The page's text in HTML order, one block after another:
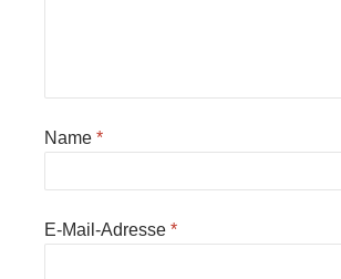
Name *
E-Mail-Adresse *